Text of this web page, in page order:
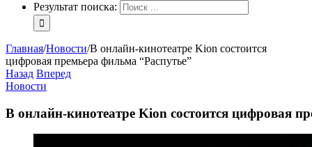
Результат поиска:
Главная/Новости/В онлайн-кинотеатре Kion состоится
цифровая премьера фильма “Распутье”
Назад Вперед
Новости
В онлайн-кинотеатре Kion состоится цифровая